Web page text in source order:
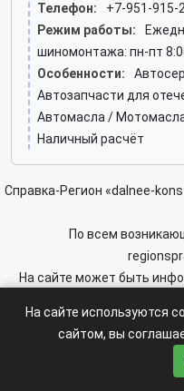
Телефон:
+7-951-915-
Режим работы:
шиномонтажа: пн-пт
Особенности:
Автозапчасти для
Автомасла /
Наличный расчёт
Справка-Регион «dalnee-
По всем
На сайте может быть
Пользовательское
На сайте используются
сайтом, вы